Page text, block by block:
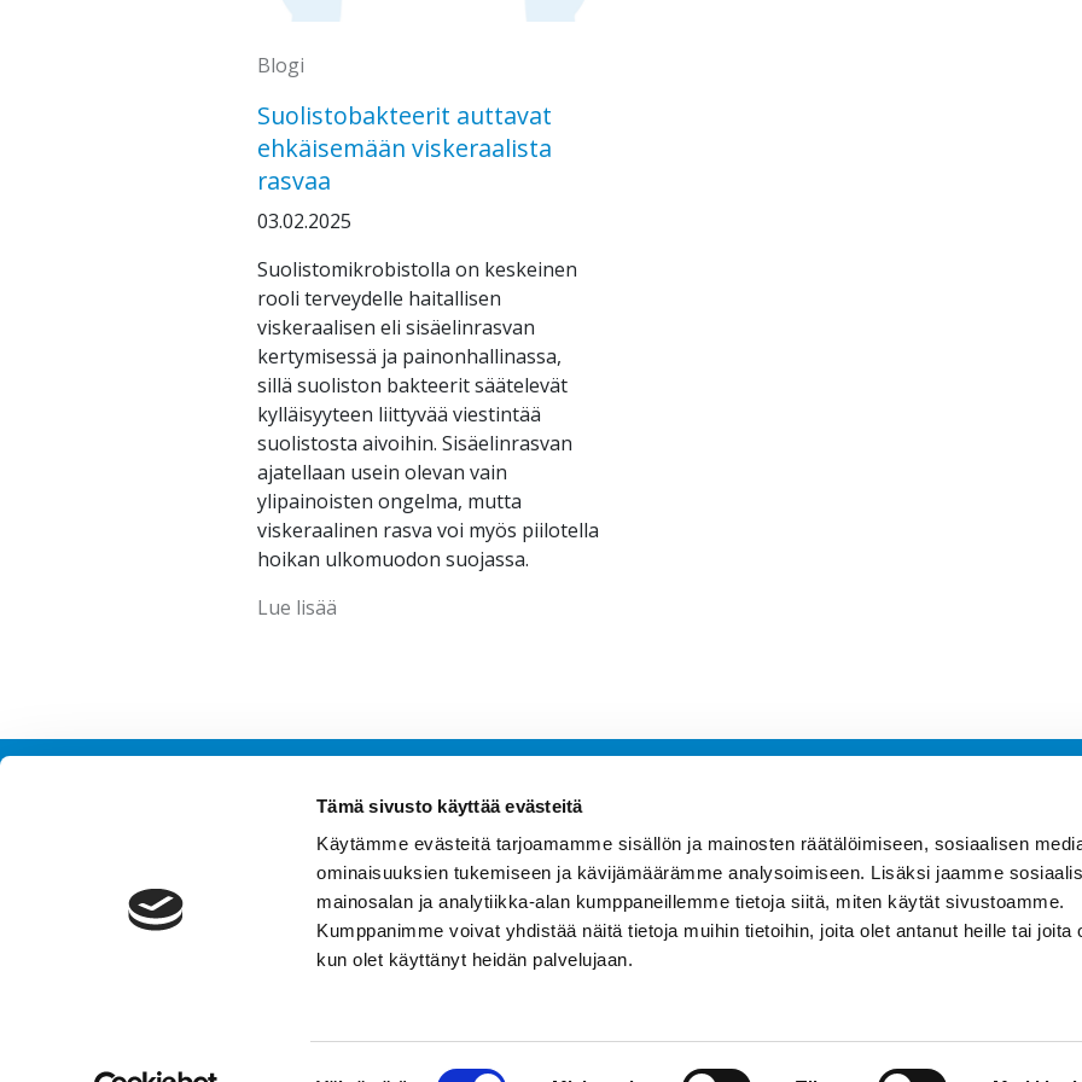
Tämä sivusto käyttää evästeitä
Käytämme evästeitä tarjoamamme sisällön ja mainosten räätälöimiseen, sosiaalisen
ominaisuuksien tukemiseen ja kävijämäärämme analysoimiseen. Lisäksi jaamme
mainosalan ja analytiikka-alan kumppaneillemme tietoja siitä, miten käytät sivustoamme.
Kumppanimme voivat yhdistää näitä tietoja muihin tietoihin, joita olet antanut heille tai joita
kun olet käyttänyt heidän palvelujaan.
Blogi
Suolistobakteerit auttavat
ehkäisemään viskeraalista
rasvaa
03.02.2025
Suolistomikrobistolla on keskeinen
rooli terveydelle haitallisen
viskeraalisen eli sisäelinrasvan
kertymisessä ja painonhallinassa,
sillä suoliston bakteerit säätelevät
kylläisyyteen liittyvää viestintää
suolistosta aivoihin. Sisäelinrasvan
ajatellaan usein olevan vain
ylipainoisten ongelma, mutta
viskeraalinen rasva voi myös piilotella
hoikan ulkomuodon suojassa.
Lue lisää
Ota yhteyttä
FAQ
Tilaa uutiskirje
Ajankohtaista
Tietoturvaseloste
>
> Tuotteet
> GutGuide Lab
> Näytteenoton ohje